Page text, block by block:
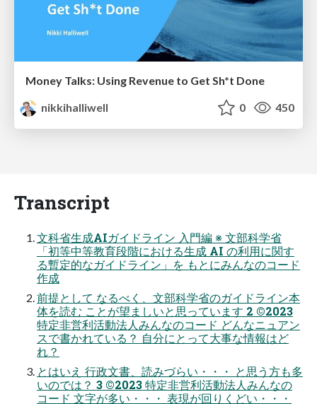
Money Talks: Using Revenue to Get Sh*t Done
nikkihalliwell
0 450
Transcript
文科省生成AIガイドライン 入門編 ※ 文部科学省
「初等中等教育段階における生成 AI の利用に関す
る暫定的なガイドライン」を もとにみんなのコード
作成
前提として なるべく、文部科学省のガイドライン本
体を読む ことが望ましいと思っています 2 ©2023
特定非営利活動法人みんなのコード どんなニュアン
スで書かれている？ 自分にとって大事な情報はど
れ？
とはいえ 行政文書、読みづらい・・・ と思う方も多
いのでは？ 3 ©2023 特定非営利活動法人みんなの
コード 文字が多い・・・ 表現が回りくどい・・・